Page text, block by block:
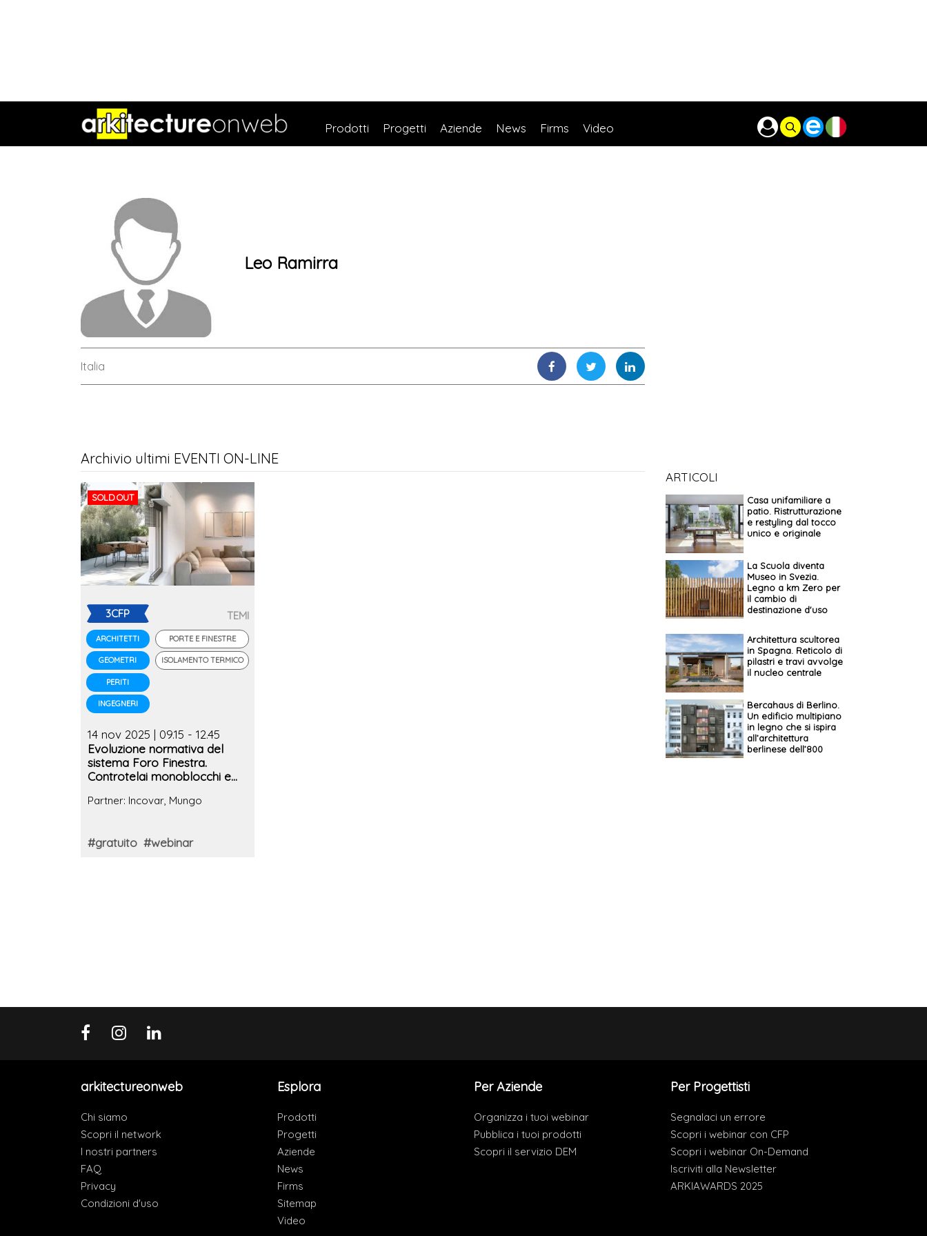
Prodotti Progetti Aziende News Firms Video
Leo Ramirra
Italia
Archivio ultimi EVENTI ON-LINE
SOLD OUT
3CFP
ARCHITETTI
GEOMETRI
PERITI
INGEGNERI
TEMI
PORTE E FINESTRE
ISOLAMENTO TERMICO
14 nov 2025 | 09.15 - 12.45
Evoluzione normativa del
sistema Foro Finestra.
Controtelai monoblocchi e
e secondario
Partner: Incovar, Mungo
#gratuito #webinar
ARTICOLI
Casa unifamiliare a
patio. Ristrutturazione
e restyling dal tocco
unico e originale
La Scuola diventa
Museo in Svezia.
Legno a km Zero per
il cambio di
destinazione d'uso
Architettura scultorea
in Spagna. Reticolo di
pilastri e travi avvolge
il nucleo centrale
Bercahaus di Berlino.
Un edificio multipiano
in legno che si ispira
all’architettura
berlinese dell’800
arkitectureonweb
Chi siamo
Scopri il network
I nostri partners
FAQ
Privacy
Condizioni d'uso
Esplora
Prodotti
Progetti
Aziende
News
Firms
Sitemap
Video
Per Aziende
Organizza i tuoi webinar
Pubblica i tuoi prodotti
Scopri il servizio DEM
Per Progettisti
Segnalaci un errore
Scopri i webinar con CFP
Scopri i webinar On-Demand
Iscriviti alla Newsletter
ARKIAWARDS 2025